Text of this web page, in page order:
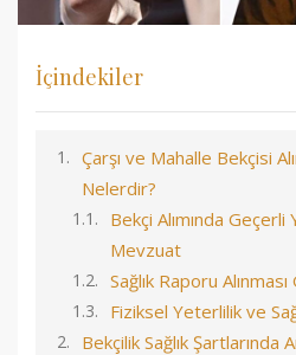
İçindekiler
Çarşı ve Mahalle Bekçisi
Nelerdir?
Bekçi Alımında
Mevzuat
Sağlık Raporu
Fiziksel Yeterlilik ve
Bekçilik Sağlık